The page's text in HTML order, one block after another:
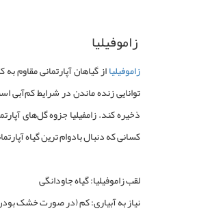
زاموفیلیا
زاموفیلیاازگیاهان آپارتمانی مقاوم به
توانایی زنده ماندن در شرایط
ذخیره کند. زامفیلیا جزوهگل‌های
کسانی که دنبالبادوام ترین گیاه
لقب زاموفیلیا: گیاه جاودانگی
نیاز به آبیاری: کم (در صورت خشک